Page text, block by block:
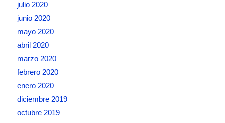
julio 2020
junio 2020
mayo 2020
abril 2020
marzo 2020
febrero 2020
enero 2020
diciembre 2019
octubre 2019